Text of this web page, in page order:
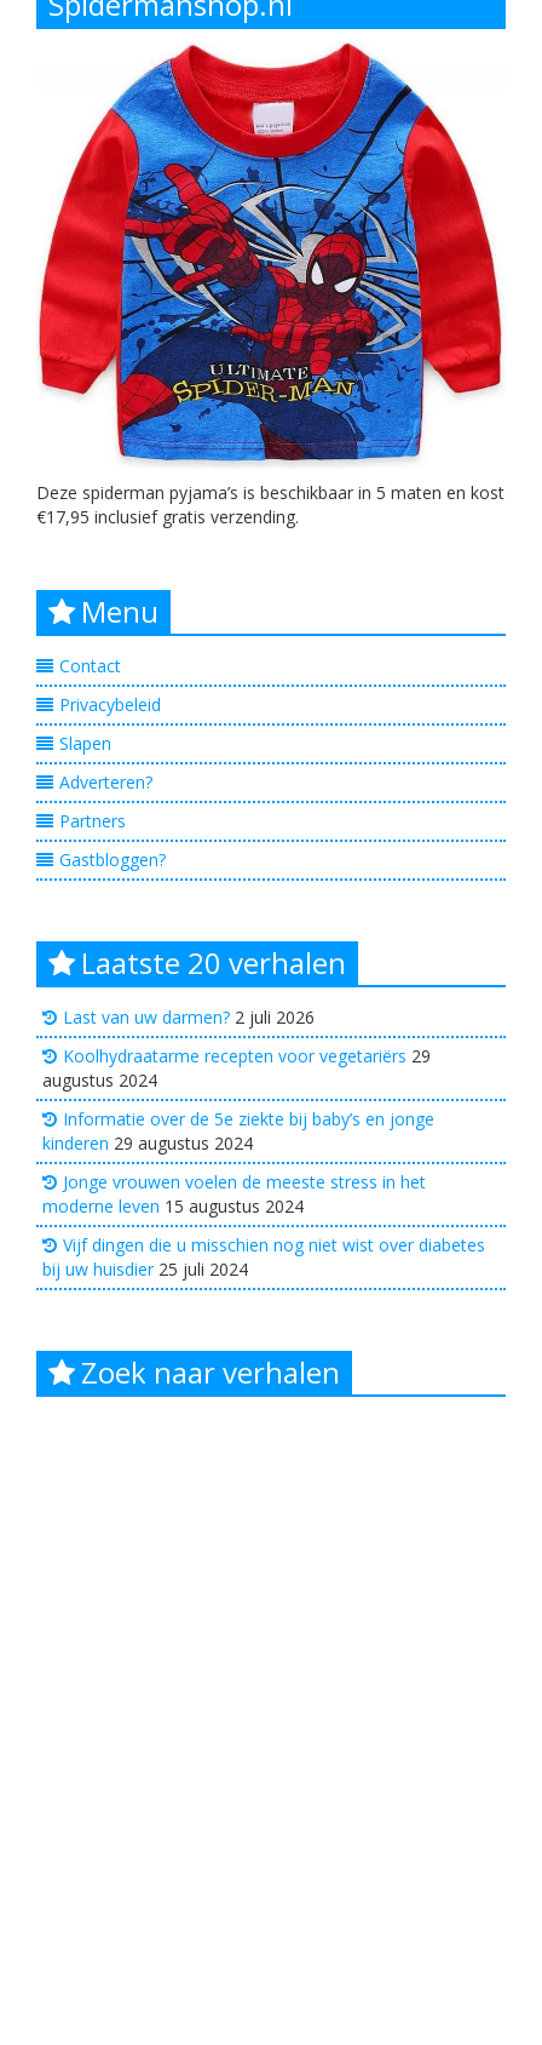
Deze spiderman pyjama’s is beschikbaar in 5 maten en kost
€17,95 inclusief gratis verzending.
Menu
Contact
Privacybeleid
Slapen
Adverteren?
Partners
Gastbloggen?
Laatste 20 verhalen
Last van uw darmen? 2 juli 2026
Koolhydraatarme recepten voor vegetariërs 29
augustus 2024
Informatie over de 5e ziekte bij baby’s en jonge
kinderen 29 augustus 2024
Jonge vrouwen voelen de meeste stress in het
moderne leven 15 augustus 2024
Vijf dingen die u misschien nog niet wist over diabetes
bij uw huisdier 25 juli 2024
Zoek naar verhalen